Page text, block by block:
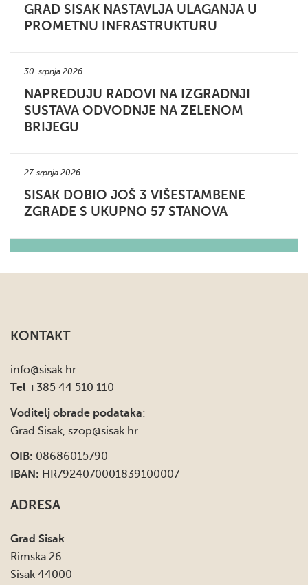
GRAD SISAK NASTAVLJA ULAGANJA U
PROMETNU INFRASTRUKTURU
30. srpnja 2026.
NAPREDUJU RADOVI NA IZGRADNJI
SUSTAVA ODVODNJE NA ZELENOM
BRIJEGU
27. srpnja 2026.
SISAK DOBIO JOŠ 3 VIŠESTAMBENE
ZGRADE S UKUPNO 57 STANOVA
KONTAKT
info@sisak.hr
Tel +385 44 510 110
Voditelj obrade podataka:
Grad Sisak, szop@sisak.hr
OIB: 08686015790
IBAN: HR7924070001839100007
ADRESA
Grad Sisak
Rimska 26
Sisak 44000